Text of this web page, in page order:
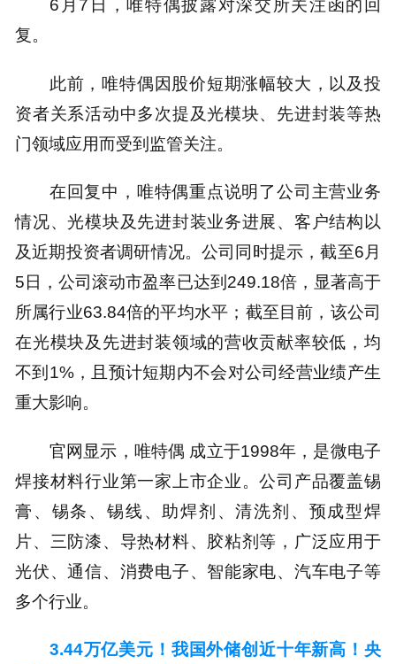
6月7日，唯特偶披露对深交所关注函的回
复。
此前，唯特偶因股价短期涨幅较大，以及投
资者关系活动中多次提及光模块、先进封装等热
门领域应用而受到监管关注。
在回复中，唯特偶重点说明了公司主营业务
情况、光模块及先进封装业务进展、客户结构以
及近期投资者调研情况。公司同时提示，截至6月
5日，公司滚动市盈率已达到249.18倍，显著高于
所属行业63.84倍的平均水平；截至目前，该公司
在光模块及先进封装领域的营收贡献率较低，均
不到1%，且预计短期内不会对公司经营业绩产生
重大影响。
官网显示，唯特偶 成立于1998年，是微电子
焊接材料行业第一家上市企业。公司产品覆盖锡
膏、锡条、锡线、助焊剂、清洗剂、预成型焊
片、三防漆、导热材料、胶粘剂等，广泛应用于
光伏、通信、消费电子、智能家电、汽车电子等
多个行业。
3.44万亿美元！我国外储创近十年新高！央